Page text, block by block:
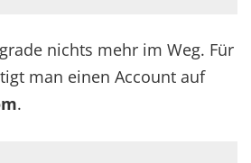
nichts mehr im Weg. Für
man einen Account auf
.